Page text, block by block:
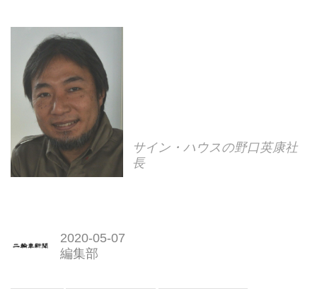
サイン・ハウスの野口英康社
長
2020-05-07
編集部